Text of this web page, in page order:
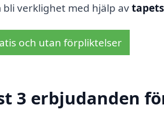
verklighet med hjälp av
och utan förpliktelser
3 erbjudanden